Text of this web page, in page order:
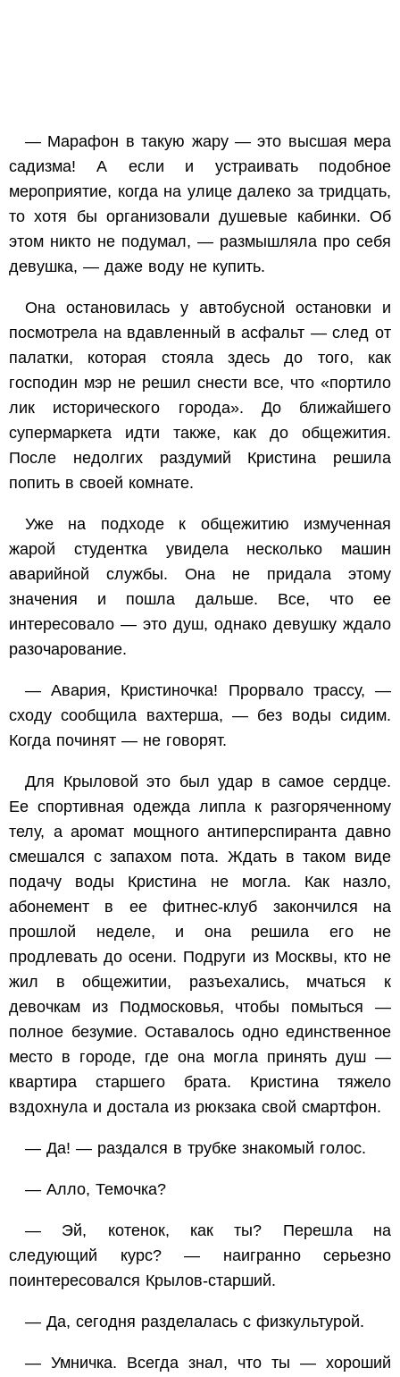
— Марафон в такую жару — это высшая мера
садизма! А если и устраивать подобное
мероприятие, когда на улице далеко за тридцать,
то хотя бы организовали душевые кабинки. Об
этом никто не подумал, — размышляла про себя
девушка, — даже воду не купить.
Она остановилась у автобусной остановки и
посмотрела на вдавленный в асфальт — след от
палатки, которая стояла здесь до того, как
господин мэр не решил снести все, что «портило
лик исторического города». До ближайшего
супермаркета идти также, как до общежития.
После недолгих раздумий Кристина решила
попить в своей комнате.
Уже на подходе к общежитию измученная
жарой студентка увидела несколько машин
аварийной службы. Она не придала этому
значения и пошла дальше. Все, что ее
интересовало — это душ, однако девушку ждало
разочарование.
— Авария, Кристиночка! Прорвало трассу, —
сходу сообщила вахтерша, — без воды сидим.
Когда починят — не говорят.
Для Крыловой это был удар в самое сердце.
Ее спортивная одежда липла к разгоряченному
телу, а аромат мощного антиперспиранта давно
смешался с запахом пота. Ждать в таком виде
подачу воды Кристина не могла. Как назло,
абонемент в ее фитнес-клуб закончился на
прошлой неделе, и она решила его не
продлевать до осени. Подруги из Москвы, кто не
жил в общежитии, разъехались, мчаться к
девочкам из Подмосковья, чтобы помыться —
полное безумие. Оставалось одно единственное
место в городе, где она могла принять душ —
квартира старшего брата. Кристина тяжело
вздохнула и достала из рюкзака свой смартфон.
— Да! — раздался в трубке знакомый голос.
— Алло, Темочка?
— Эй, котенок, как ты? Перешла на
следующий курс? — наигранно серьезно
поинтересовался Крылов-старший.
— Да, сегодня разделалась с физкультурой.
— Умничка. Всегда знал, что ты — хороший